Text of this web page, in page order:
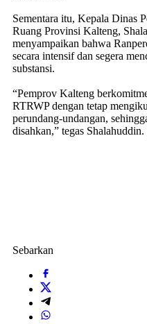
Sementara itu, Kepala Dinas
Ruang Provinsi Kalteng,
menyampaikan bahwa
secara intensif dan segera
substansi.
“Pemprov Kalteng
RTRWP dengan tetap
perundang-undangan,
disahkan,” tegas
Sebarkan